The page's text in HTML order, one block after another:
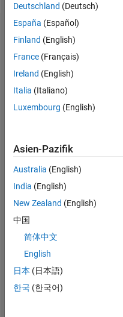
Hari's
Abzeichen
MATLAB
Answers
Alle
6 Month Streak
02 Feb 2024
First Answer
30 Aug 2023
Deutschland (Deutsch)
España (Español)
Finland (English)
France (Français)
Ireland (English)
Italia (Italiano)
Luxembourg (English)
Asien-Pazifik
Australia (English)
India (English)
New Zealand (English)
中国
简体中文
English
日本 (日本語)
한국 (한국어)